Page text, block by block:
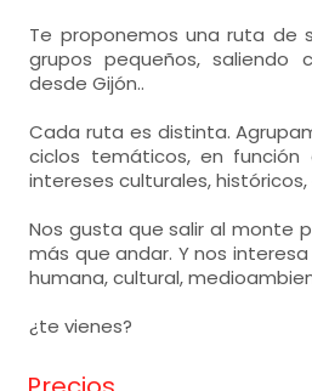
Te proponemos una ruta de
grupos pequeños, saliendo
desde Gijón..
Cada ruta es distinta.
ciclos temáticos, en
intereses culturales,
Nos gusta que salir al monte
más que andar. Y nos
humana, cultural,
¿te vienes?